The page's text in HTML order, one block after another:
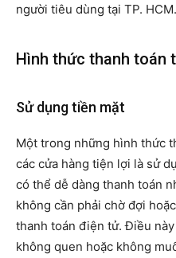
người tiêu dùng tại TP. HCM.
Hình thức thanh toán
Sử dụng tiền mặt
Một trong những hình thức
các cửa hàng tiện lợi là sử
có thể dễ dàng thanh toán
không cần phải chờ đợi
thanh toán điện tử. Điều
không quen hoặc không